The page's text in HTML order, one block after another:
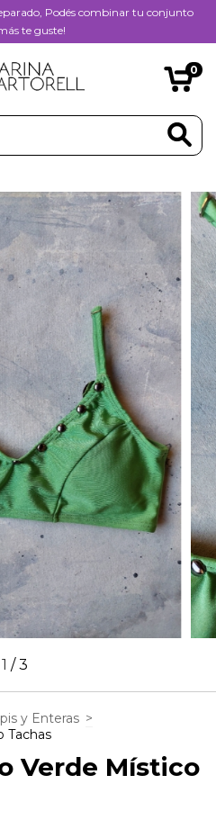
Podés combinar tu conjunto
te guste!
0
1 /3
y Enteras >
Tachas
Verde Místico